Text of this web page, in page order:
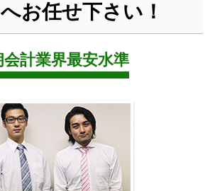
お任せ下さい！
会計業界最安水準